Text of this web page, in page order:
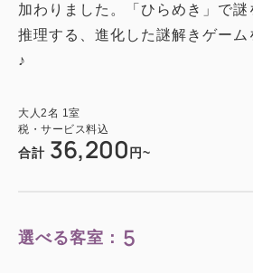
加わりました。「ひらめき」で
推理する、進化した謎解きゲーム
♪
大人2名 1室
税・サービス料込
合計 36,200 円~
選べる客室： 5